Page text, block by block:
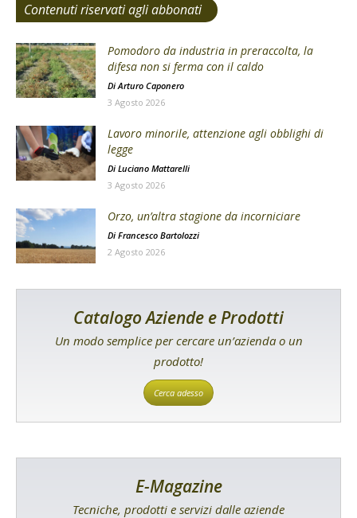
Contenuti riservati agli abbonati
Pomodoro da industria in preraccolta, la
difesa non si ferma con il caldo
DiArturo Caponero
3 Agosto 2026
Lavoro minorile, attenzione agli obblighi di
legge
Di Luciano Mattarelli
3 Agosto 2026
Orzo, un’altra stagione da incorniciare
Di Francesco Bartolozzi
2 Agosto 2026
Catalogo Aziende e Prodotti
Un modo semplice per cercare un’azienda o un
prodotto!
Cerca adesso
E-Magazine
Tecniche, prodotti e servizi dalle aziende